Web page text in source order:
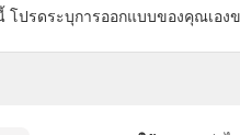
โปรดระบุการออกแบบของคุณเอ